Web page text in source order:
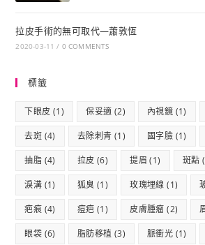
拉皮手術的無可取代—蕭敦恆
2020-03-11 / 0 COMMENTS
標籤
下眼皮 (1) 保妥適 (2) 內視鏡 (1)
去斑 (4) 去除刺青 (1) 國字臉 (1)
抽脂 (4) 拉皮 (6) 提眉 (1) 斑點
淚溝 (1) 狐臭 (1) 玫瑰埋線 (1)
疤痕 (4) 痘疤 (1) 皮膚腫瘤 (2)
眼袋 (6) 脂肪移植 (3) 脈衝光 (1)